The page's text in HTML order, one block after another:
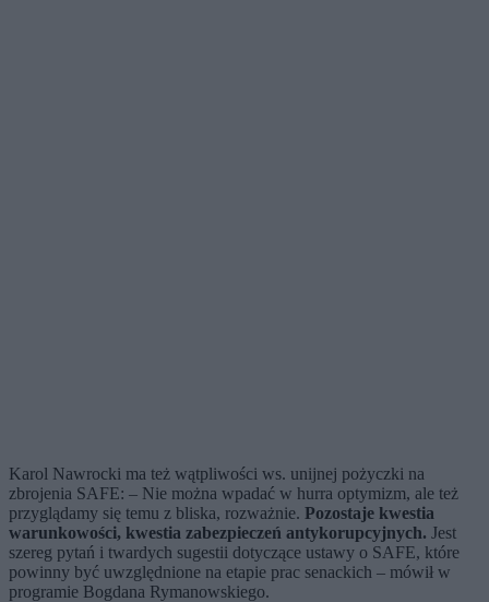
Karol Nawrocki ma też wątpliwości ws. unijnej pożyczki na
zbrojenia SAFE: – Nie można wpadać w hurra optymizm, ale też
przyglądamy się temu z bliska, rozważnie. Pozostaje kwestia
warunkowości, kwestia zabezpieczeń antykorupcyjnych. Jest
szereg pytań i twardych sugestii dotyczące ustawy o SAFE, które
powinny być uwzględnione na etapie prac senackich – mówił w
programie Bogdana Rymanowskiego.